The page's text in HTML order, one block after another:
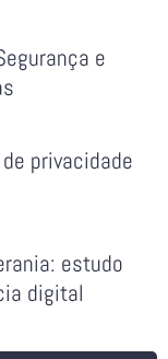
e
privacidade
estudo
digital